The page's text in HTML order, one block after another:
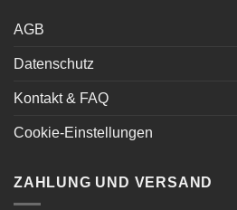
AGB
Datenschutz
Kontakt & FAQ
Cookie-Einstellungen
ZAHLUNG UND VERSAND